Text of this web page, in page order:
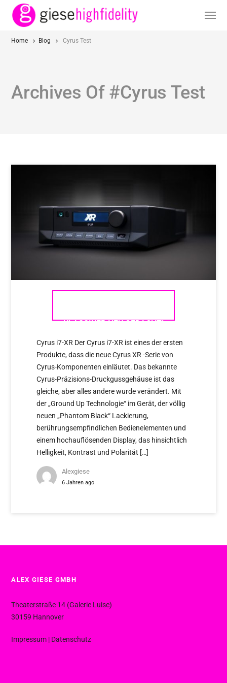
Home Blog Cyrus Test
Archives Of #Cyrus Test
KLASSIKER NEU GEDACHT!
Cyrus i7-XR Der Cyrus i7-XR ist eines der ersten
Produkte, dass die neue Cyrus XR -Serie von
Cyrus-Komponenten einläutet. Das bekannte
Cyrus-Präzisions-Druckgussgehäuse ist das
gleiche, aber alles andere wurde verändert. Mit
der „Ground Up Technologie“ im Gerät, der völlig
neuen „Phantom Black“ Lackierung,
berührungsempfindlichen Bedienelementen und
einem hochauflösenden Display, das hinsichtlich
Helligkeit, Kontrast und Polarität […]
Alexgiese
6 Jahren ago
ALEX GIESE GMBH
Theaterstraße 14 (Galerie Luise)
30159 Hannover
Impressum | Datenschutz